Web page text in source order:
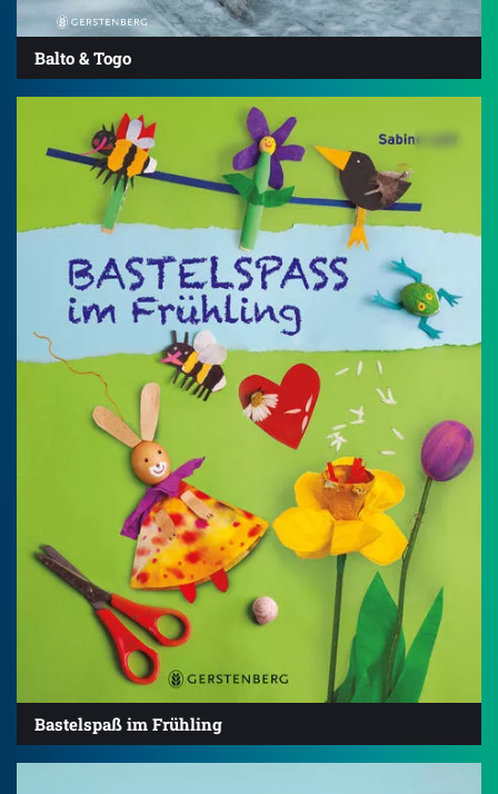
Balto & Togo
Bastelspaß im Frühling